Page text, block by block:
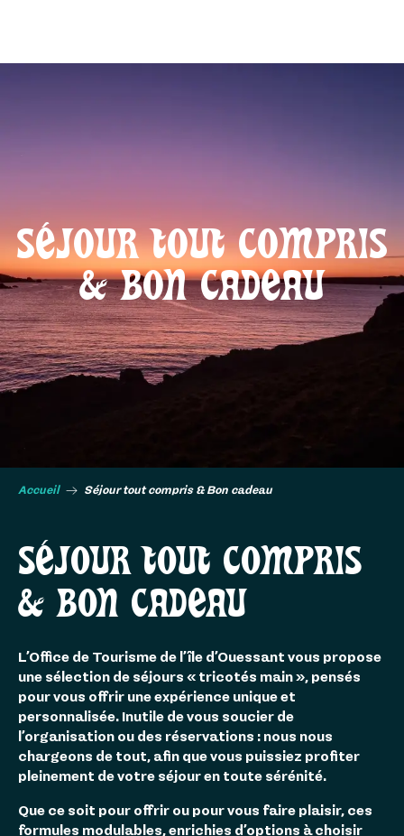
SÉJOUR TOUT COMPRIS
& BON CADEAU
Accueil Séjour tout compris & Bon cadeau
SÉJOUR TOUT COMPRIS
& BON CADEAU
L’Office de Tourisme de l’île d’Ouessant vous propose
une sélection de séjours « tricotés main », pensés
pour vous offrir une expérience unique et
personnalisée. Inutile de vous soucier de
l’organisation ou des réservations : nous nous
chargeons de tout, afin que vous puissiez profiter
pleinement de votre séjour en toute sérénité.
Que ce soit pour offrir ou pour vous faire plaisir, ces
formules modulables, enrichies d’options à choisir